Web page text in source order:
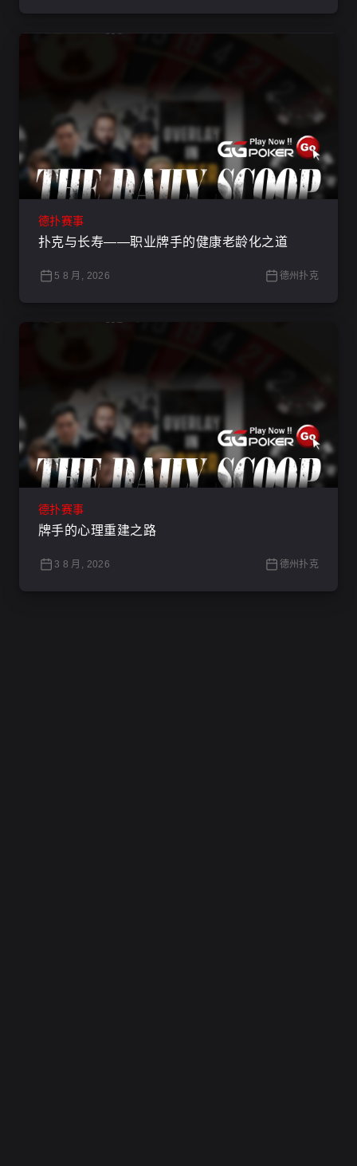
德扑赛事
扑克与长寿——职业牌手的健康老龄化之道
5 8 月, 2026 德州扑克
德扑赛事
牌手的心理重建之路
3 8 月, 2026 德州扑克